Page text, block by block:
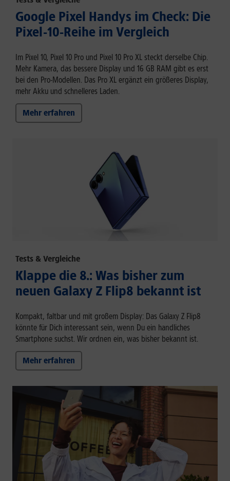
Google Pixel Handys im Check: Die
Pixel-10-Reihe im Vergleich
Im Pixel 10, Pixel 10 Pro und Pixel 10 Pro XL steckt derselbe Chip.
Mehr Kamera, das bessere Display und 16 GB RAM gibt es erst
bei den Pro-Modellen. Das Pro XL ergänzt ein größeres Display,
mehr Akku und schnelleres Laden.
Mehr erfahren
Tests & Vergleiche
Klappe die 8.: Was bisher zum
neuen Galaxy Z Flip8 bekannt ist
Kompakt, faltbar und mit großem Display: Das Galaxy Z Flip8
könnte für Dich interessant sein, wenn Du ein handliches
Smartphone suchst. Wir ordnen ein, was bisher bekannt ist.
Mehr erfahren